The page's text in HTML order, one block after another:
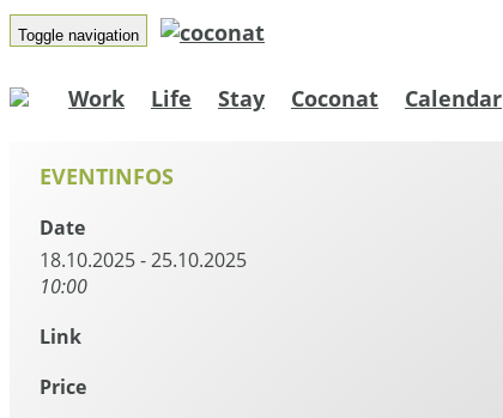
Toggle navigation
Work Life Stay Coconat Calendar
EVENTINFOS
Date
18.10.2025 - 25.10.2025
10:00
Link
Price